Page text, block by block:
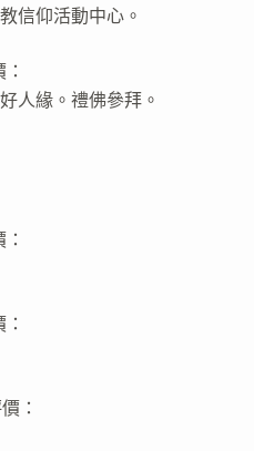
信仰活動中心。
人緣。禮佛參拜。
：